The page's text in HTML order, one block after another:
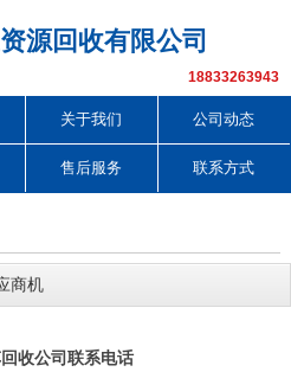
源回收有限公司
18833263943
关于我们 公司动态
售后服务 联系方式
商机
收公司联系电话